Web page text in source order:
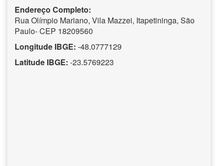
Endereço Completo:
Rua Olímpio Mariano, Vila Mazzei, Itapetininga, São
Paulo- CEP 18209560
Longitude IBGE: -48.0777129
Latitude IBGE: -23.5769223